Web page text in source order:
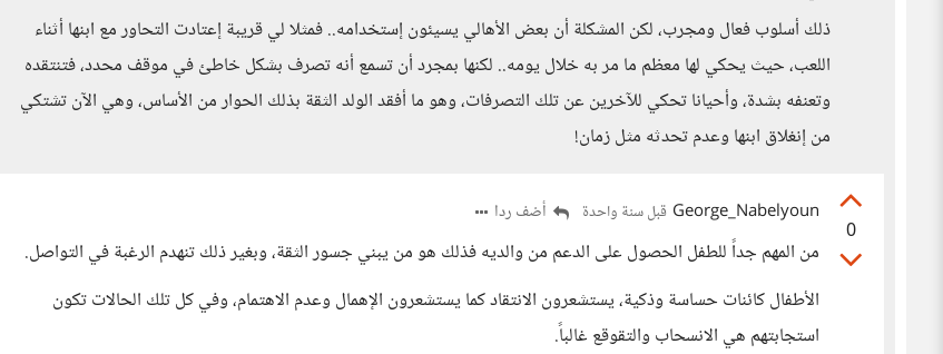
ذلك أسلوب فعال ومجرب، لكن المشكلة أن بعض الأهالي يسيئون إستخدامه.. فمثلا لي قريبة إعتادت التحاور مع ابنها أثناء
اللعب، حيث يحكي لها معظم ما مر به خلال يومه.. لكنها بمجرد أن تسمع أنه تصرف بشكل خاطئ في موقف محدد، فتنتقده
وتعنفه بشدة، وأحيانا تحكي للآخرين عن تلك التصرفات، وهو ما أفقد الولد الثقة بذلك الحوار من الأساس، وهي الآن تشتكي
من إنغلاق ابنها وعدم تحدثه مثل زمان!
0
George_Nabelyoun قبل سنة واحدة أضف ردا
من المهم جداً للطفل الحصول على الدعم من والديه فذلك هو من يبني جسور الثقة، وبغير ذلك تنهدم الرغبة في التواصل.
الأطفال كائنات حساسة وذكية، يستشعرون الانتقاد كما يستشعرون الإهمال وعدم الاهتمام، وفي كل تلك الحالات تكون
استجابتهم هي الانسحاب والتقوقع غالباً.